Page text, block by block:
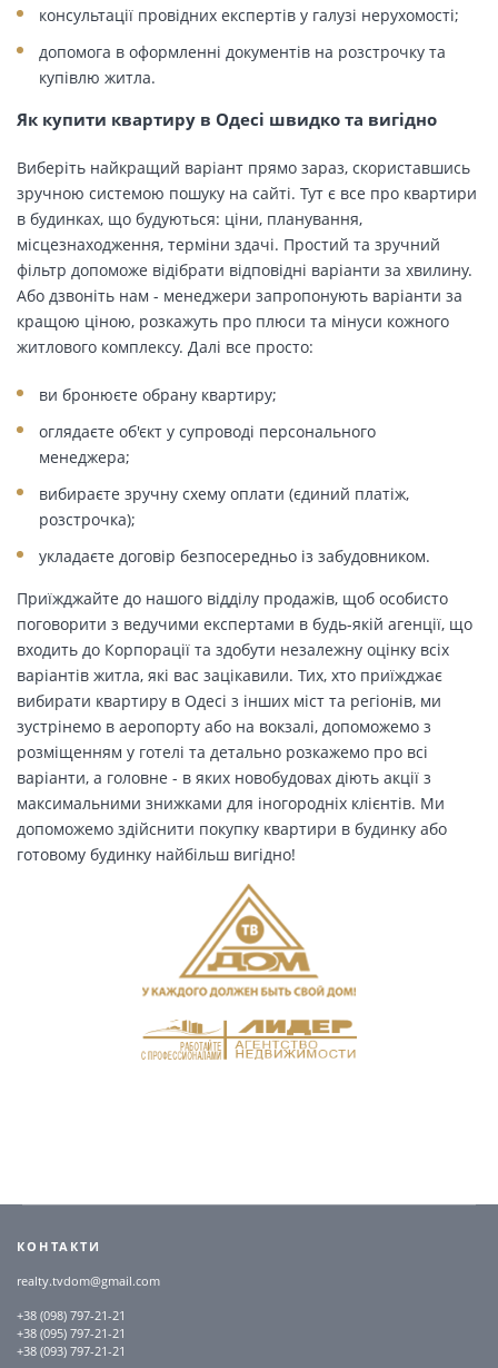
консультації провідних експертів у галузі нерухомості;
допомога в оформленні документів на розстрочку та
купівлю житла.
Як купити квартиру в Одесі швидко та вигідно
Виберіть найкращий варіант прямо зараз, скориставшись
зручною системою пошуку на сайті. Тут є все про квартири
в будинках, що будуються: ціни, планування,
місцезнаходження, терміни здачі. Простий та зручний
фільтр допоможе відібрати відповідні варіанти за хвилину.
Або дзвоніть нам - менеджери запропонують варіанти за
кращою ціною, розкажуть про плюси та мінуси кожного
житлового комплексу. Далі все просто:
ви бронюєте обрану квартиру;
оглядаєте об'єкт у супроводі персонального
менеджера;
вибираєте зручну схему оплати (єдиний платіж,
розстрочка);
укладаєте договір безпосередньо із забудовником.
Приїжджайте до нашого відділу продажів, щоб особисто
поговорити з ведучими експертами в будь-якій агенції, що
входить до Корпорації та здобути незалежну оцінку всіх
варіантів житла, які вас зацікавили. Тих, хто приїжджає
вибирати квартиру в Одесі з інших міст та регіонів, ми
зустрінемо в аеропорту або на вокзалі, допоможемо з
розміщенням у готелі та детально розкажемо про всі
варіанти, а головне - в яких новобудовах діють акції з
максимальними знижками для іногородніх клієнтів. Ми
допоможемо здійснити покупку квартири в будинку або
готовому будинку найбільш вигідно!
КОНТАКТИ
realty.tvdom@gmail.com
+38 (098) 797-21-21
+38 (095) 797-21-21
+38 (093) 797-21-21